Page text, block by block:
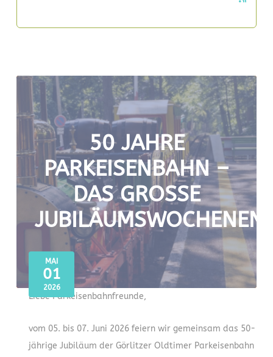
50 JAHRE
PARKEISENBAHN –
DAS GROSSE J
MAI
01
2026
Liebe Parkeisenbahnfreunde,
vom 05. bis 07. Juni 2026 feiern wir gemeinsam das 50-
jährige Jubiläum der Görlitzer Oldtimer Parkeisenbahn